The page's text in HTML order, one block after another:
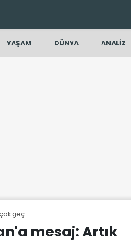
YAŞAM DÜNYA ANALİZ
çok geç
mesaj: Artık